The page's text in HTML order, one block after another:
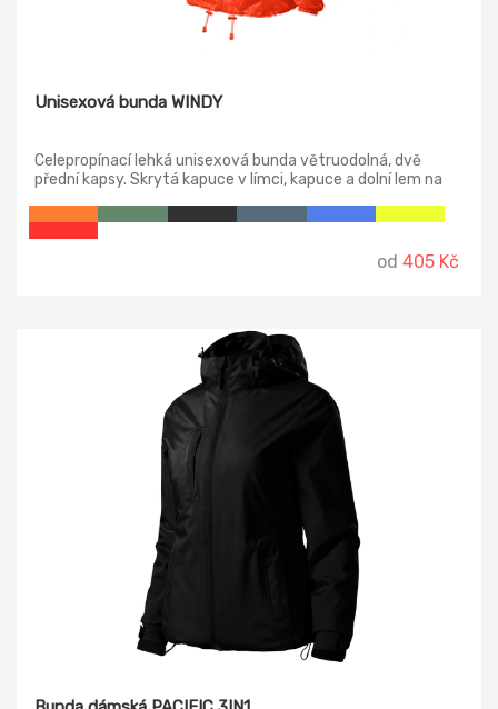
Unisexová bunda WINDY
Celepropínací lehká unisexová bunda větruodolná, dvě
přední kapsy. Skrytá kapuce v límci, kapuce a dolní lem na
od 405 Kč